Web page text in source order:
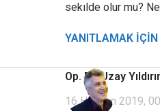
sekılde olur mu?
YANITLAMAK IÇIN
Op. Dr. Uzay
16 Haziran 2019,